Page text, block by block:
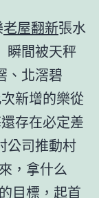
老屋翻新張水
瞬間被天秤
、北滘碧
新增的樂從
存在必定差
公司推動村
，拿什么
目標，起首